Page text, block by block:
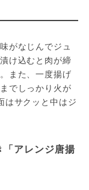
がなじんでジュ
け込むと肉が締
また、一度揚げ
でしっかり火が
はサクッと中はジ
アレンジ唐揚